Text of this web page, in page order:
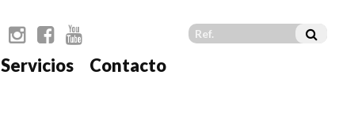
Servicios Contacto